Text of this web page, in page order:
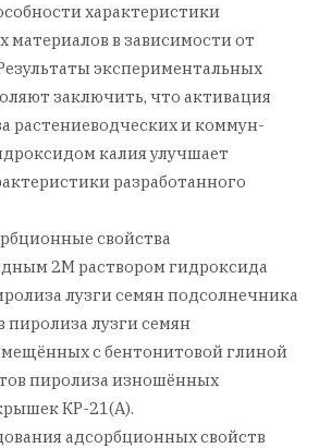
характеристики
материалов в зависимости от
экспериментальных
заключить, что активация
растениеводческих и коммун-
калия улучшает
разработанного
свойства
2М раствором гидроксида
лузги семян подсолнечника
лузги семян
с бентонитовой глиной
пиролиза изношённых
КР-21(А).
адсорбционных свойств